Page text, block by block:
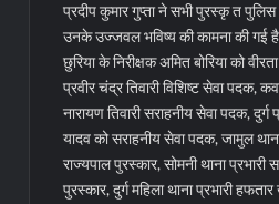
प्रदीप कुमार गुप्ता ने सभी पुरस्कृ त
उनके उज्जवल भविष्य की कामना की
छुरिया के निरीक्षक अमित बोरिया को
प्रवीर चंद्र तिवारी विशिष्ट सेवा पदक,
नारायण तिवारी सराहनीय सेवा पदक,
यादव को सराहनीय सेवा पदक, जामुल
राज्यपाल पुरस्कार, सोमनी थाना
पुरस्कार, दुर्ग महिला थाना प्रभारी